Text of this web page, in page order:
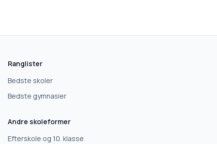
Hvad leder du efter?
Grundskole
10. klasse
Ranglister
Bedste skoler
Bedste gymnasier
Andre skoleformer
Efterskole og 10. klasse